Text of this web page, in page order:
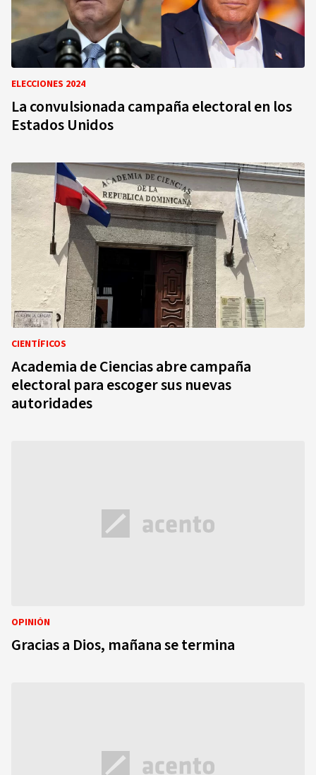
ELECCIONES 2024
La convulsionada campaña electoral en los
Estados Unidos
CIENTÍFICOS
Academia de Ciencias abre campaña
electoral para escoger sus nuevas
autoridades
OPINIÓN
Gracias a Dios, mañana se termina